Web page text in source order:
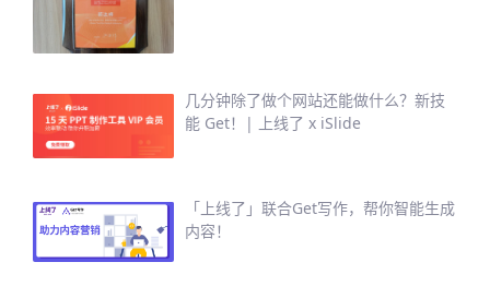
几分钟除了做个网站还能做什么？新技
能 Get！| 上线了 x iSlide
「上线了」联合Get写作，帮你智能生成
内容！